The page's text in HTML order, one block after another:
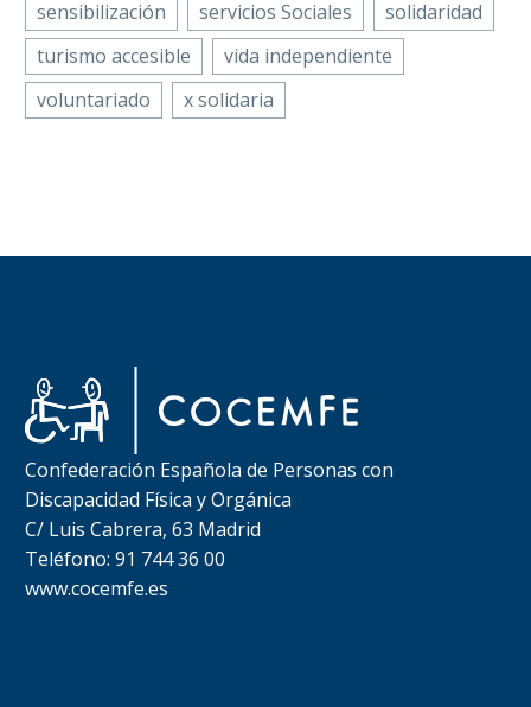
sensibilización
servicios Sociales
solidaridad
turismo accesible
vida independiente
voluntariado
x solidaria
Confederación Española de Personas con
Discapacidad Física y Orgánica
C/ Luis Cabrera, 63 Madrid
Teléfono: 91 744 36 00
www.cocemfe.es